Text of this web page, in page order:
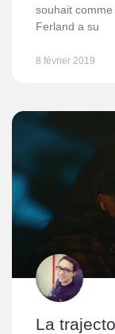
souhait
Ferland a su
8 février 2019
La